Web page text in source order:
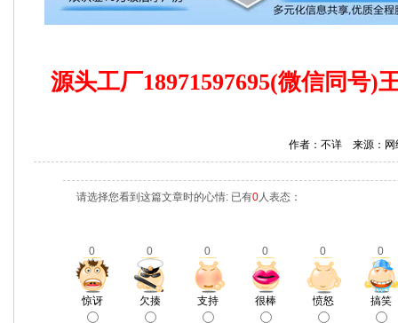
源头工厂18971597695(微信同号)
作者：不详 来源：
请选择您看到这篇文章时的心情: 已有0人表态：
0 0 0 0 0 0
惊讶 欠揍 支持 很棒 愤怒 搞笑